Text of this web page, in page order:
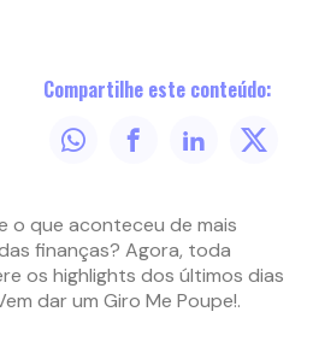
Compartilhe este conteúdo:
o que aconteceu de mais
finanças? Agora, toda
os highlights dos últimos dias
dar um Giro Me Poupe!.